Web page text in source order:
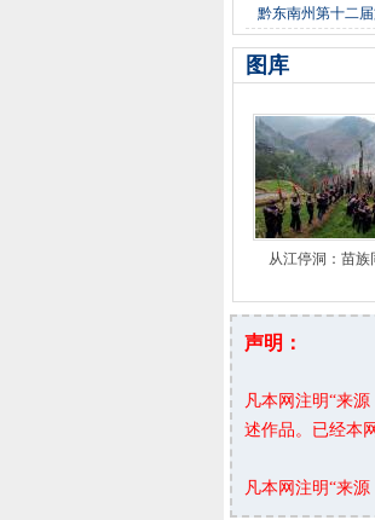
黔东南州第十二
图库
从江停洞：苗族
声明：
凡本网注明“来
述作品。已经本
凡本网注明“来